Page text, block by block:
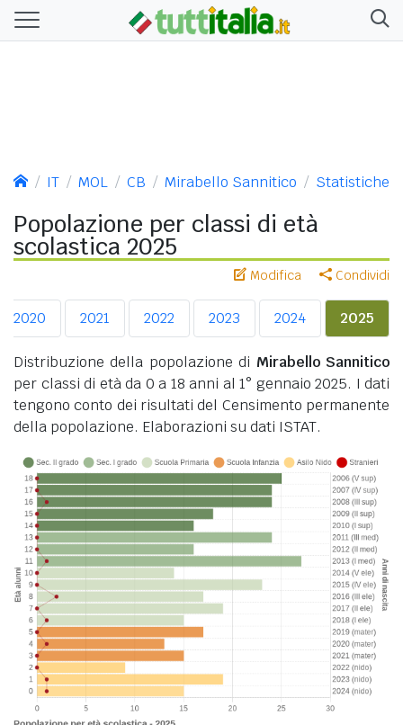
IT MOL CB Mirabello Sannitico Statistiche
Popolazione per classi di età
scolastica 2025
Modifica Condividi
2020 2021 2022 2023 2024 2025
Distribuzione della popolazione di Mirabello Sannitico
per classi di età da 0 a 18 anni al 1° gennaio 2025. I dati
tengono conto dei risultati del Censimento permanente
della popolazione. Elaborazioni su dati ISTAT.